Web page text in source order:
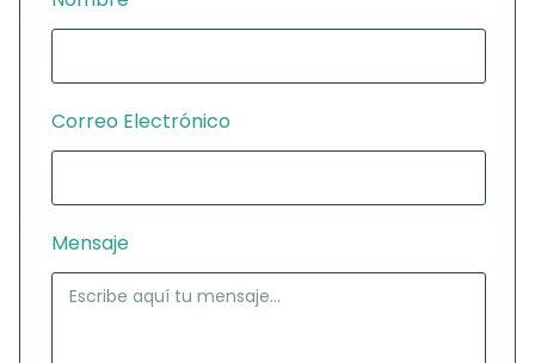
Correo Electrónico
Mensaje